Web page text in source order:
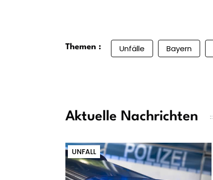
Themen : Unfälle Bayern
Aktuelle Nachrichten
UNFALL